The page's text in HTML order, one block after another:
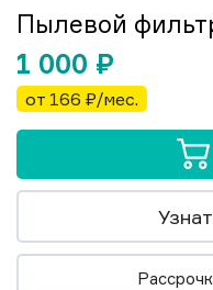
Пылевой
1 000 ₽
от 166 ₽/мес.